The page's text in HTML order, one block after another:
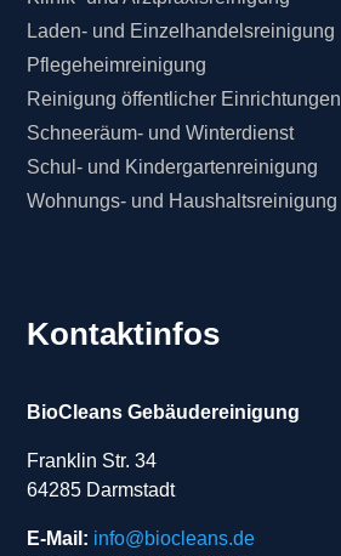
Laden- und Einzelhandelsreinigung
Pflegeheimreinigung
Reinigung öffentlicher Einrichtungen
Schneeräum- und Winterdienst
Schul- und Kindergartenreinigung
Wohnungs- und Haushaltsreinigung
Kontaktinfos
BioCleans Gebäudereinigung
Franklin Str. 34
64285 Darmstadt
E-Mail: info@biocleans.de